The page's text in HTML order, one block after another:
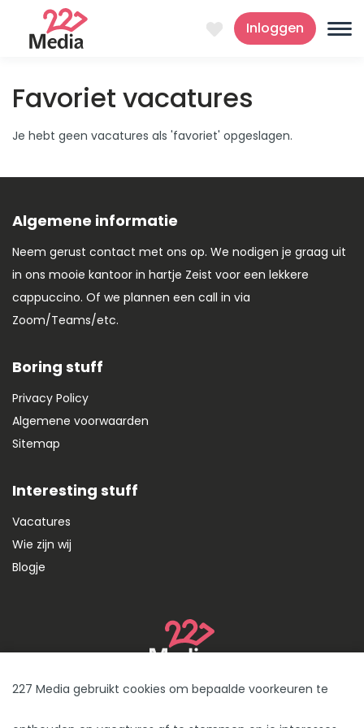
Inloggen
Favoriet vacatures
Je hebt geen vacatures als 'favoriet' opgeslagen.
Algemene informatie
Neem gerust contact met ons op. We nodigen je graag uit
in ons mooie kantoor in hartje Zeist voor een lekkere
cappuccino. Of we plannen een call in via
Zoom/Teams/etc.
Boring stuff
Privacy Policy
Algemene voorwaarden
Sitemap
Interesting stuff
Vacatures
Wie zijn wij
Blogje
Utrechtseweg 75 - 3702 AA Zeist
+31 (0)85 760 2722
227 Media gebruikt cookies om bepaalde voorkeuren te